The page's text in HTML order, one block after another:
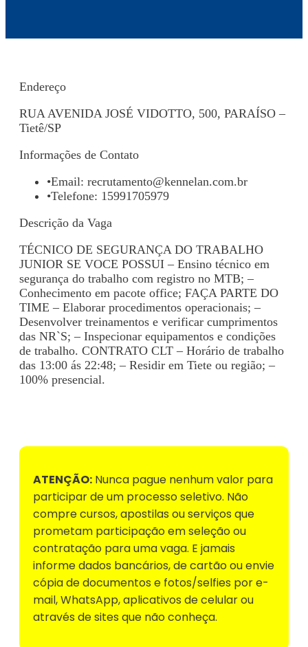
Endereço
RUA AVENIDA JOSÉ VIDOTTO, 500, PARAÍSO –
Tietê/SP
Informações de Contato
•Email: recrutamento@kennelan.com.br
•Telefone: 15991705979
Descrição da Vaga
TÉCNICO DE SEGURANÇA DO TRABALHO
JUNIOR SE VOCE POSSUI – Ensino técnico em
segurança do trabalho com registro no MTB; –
Conhecimento em pacote office; FAÇA PARTE DO
TIME – Elaborar procedimentos operacionais; –
Desenvolver treinamentos e verificar cumprimentos
das NR`S; – Inspecionar equipamentos e condições
de trabalho. CONTRATO CLT – Horário de trabalho
das 13:00 ás 22:48; – Residir em Tiete ou região; –
100% presencial.
ATENÇÃO: Nunca pague nenhum valor para
participar de um processo seletivo. Não
compre cursos, apostilas ou serviços que
prometam participação em seleção ou
contratação para uma vaga. E jamais
informe dados bancários, de cartão ou envie
cópia de documentos e fotos/selfies por e-
mail, WhatsApp, aplicativos de celular ou
através de sites que não conheça.